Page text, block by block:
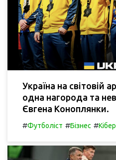
Україна на світовій
одна нагорода та
Євгена Коноплянки.
#Футболіст #Бізнес #